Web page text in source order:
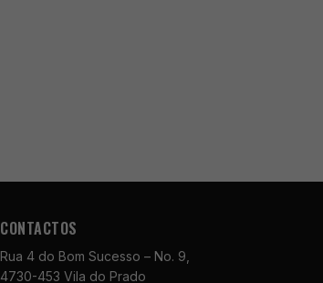
CONTACTOS
Rua 4 do Bom Sucesso – No. 9,
4730-453 Vila do Prado